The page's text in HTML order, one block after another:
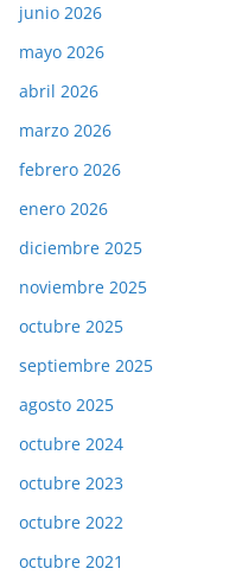
junio 2026
mayo 2026
abril 2026
marzo 2026
febrero 2026
enero 2026
diciembre 2025
noviembre 2025
octubre 2025
septiembre 2025
agosto 2025
octubre 2024
octubre 2023
octubre 2022
octubre 2021